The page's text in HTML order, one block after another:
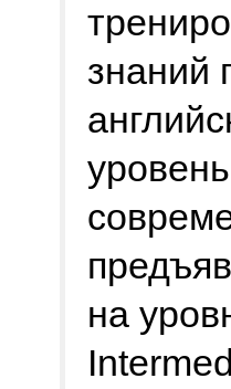
знаний
на